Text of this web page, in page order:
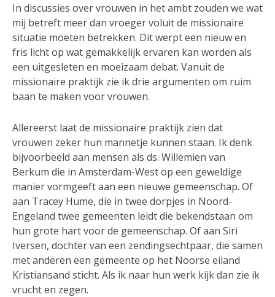
In discussies over vrouwen in het ambt zouden we wat
mij betreft meer dan vroeger voluit de missionaire
situatie moeten betrekken. Dit werpt een nieuw en
fris licht op wat gemakkelijk ervaren kan worden als
een uitgesleten en moeizaam debat. Vanuit de
missionaire praktijk zie ik drie argumenten om ruim
baan te maken voor vrouwen.
Allereerst laat de missionaire praktijk zien dat
vrouwen zeker hun mannetje kunnen staan. Ik denk
bijvoorbeeld aan mensen als ds. Willemien van
Berkum die in Amsterdam-West op een geweldige
manier vormgeeft aan een nieuwe gemeenschap. Of
aan Tracey Hume, die in twee dorpjes in Noord-
Engeland twee gemeenten leidt die bekendstaan om
hun grote hart voor de gemeenschap. Of aan Siri
Iversen, dochter van een zendingsechtpaar, die samen
met anderen een gemeente op het Noorse eiland
Kristiansand sticht. Als ik naar hun werk kijk dan zie ik
vrucht en zegen.